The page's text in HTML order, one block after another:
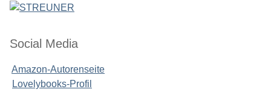
Social Media
Amazon-Autorenseite
Lovelybooks-Profil